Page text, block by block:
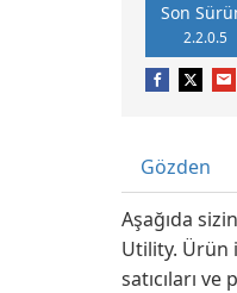
Son
2.2.0.5
Gözden
Aşağıda
Utility. Ürün
satıcıları